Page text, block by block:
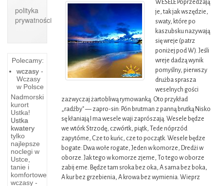
polityka
prywatności
Polecamy:
wczasy -
Wczasy
w Polsce
Nadmorski
kurort
Ustka!
Ustka
kwatery
tylko
najlepsze
noclegi w
Ustce,
tanie i
komfortowe
wczasy -
na
To
Kaszubskie
regiony
WIELE-
stara
WESELE Poprzedzają
je, tak jak wszędzie,
swaty, które po
kaszubsku nazywają
się wreje (patrz
poniżej pod W). Jeśli
wreje dadzą wynik
pomyślny, pierwszy
drużba sprasza
weselnych gości
zazwyczaj żartobliwą rymowanką. Oto przykład
„radźby" — zapro-sin: Pón brutman z panną brutką Nisko
sę kłaniają I ma wesele waji zaprószają. Wesele będze
we wtórk Strzodę, czwórtk, piątk, Tede nóprzód
zapytóme, Cze to kuńc, cze to początk. Wesele będze
bogate: Dwa wołe rogate, Jeden w komorze, Dredżi w
oborze. Jak tego w komorze zjeme, To tego w oborze
zabij eme. Będze tam sroka bez oka, A sarna bez boka,
A kur bez grzebienia, A krowa bez wymienia. Wieprz